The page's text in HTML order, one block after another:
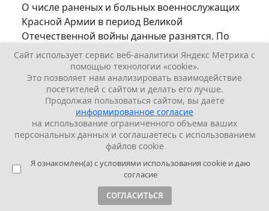
О числе раненых и больных военнослужащих
Красной Армии в период Великой
Отечественной войны данные разнятся. По
сведениям авторов книги «Гриф секретности
снят» в 1941-1945 гг. с учетом войны с Японией
количество пораженных в боях (раненых,
контуженых, обожженных и обмороженных)
достигло 14 685 593 человек, а заболевших —
7641 312 человек. Эти цифры, по утверждению
авторов книги, составляют санитарные
потери, учтенные военно-медицинскими
учреждениями. Однако здесь же приводятся
противоречащие им данные о санитарных
потерях по донесениям войск — 15 296 473
Сайт использует сервис веб-аналитики Яндекс Метрика с
помощью технологии «cookie».
Это позволяет нам анализировать взаимодействие
посетителей с сайтом и делать его лучше.
Продолжая пользоваться сайтом, вы даёте
информированное согласие
на использование ограниченного объема ваших
персональных данных и соглашаетесь с использованием
файлов cookie
Я ознакомлен(а) с условиями использования cookie и даю
согласие
СОГЛАСИТЬСЯ